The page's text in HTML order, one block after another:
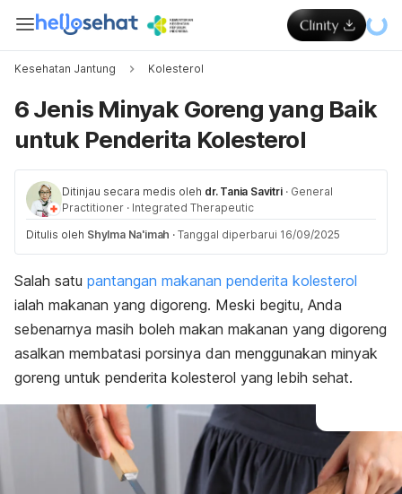
Kesehatan Jantung Kolesterol
6 Jenis Minyak Goreng yang Baik
untuk Penderita Kolesterol
Ditinjau secara medis oleh dr. Tania Savitri · General
Practitioner · Integrated Therapeutic
Ditulis oleh Shylma Na'imah · Tanggal diperbarui 16/09/2025
Salah satu pantangan makanan penderita kolesterol
ialah makanan yang digoreng. Meski begitu, Anda
sebenarnya masih boleh makan makanan yang digoreng
asalkan membatasi porsinya dan menggunakan minyak
goreng untuk penderita kolesterol yang lebih sehat.